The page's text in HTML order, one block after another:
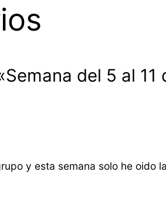
del 5 al
y esta semana solo he oido